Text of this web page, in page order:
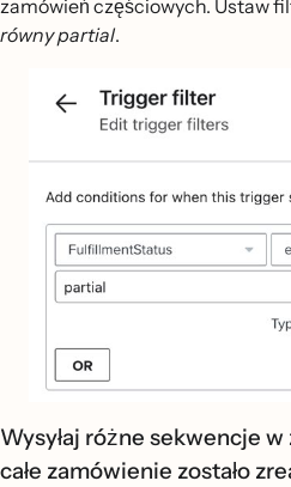
zamówień częściowych. Ustaw
równy partial.
Wysyłaj różne sekwencje
całe zamówienie zostało